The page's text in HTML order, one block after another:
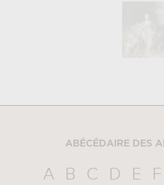
ABÉCÉDAIRE DES
A B C D E F